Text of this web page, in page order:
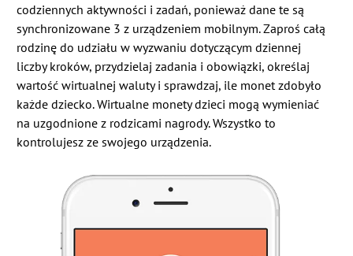
codziennych aktywności i zadań, ponieważ dane te są
synchronizowane 3 z urządzeniem mobilnym. Zaproś całą
rodzinę do udziału w wyzwaniu dotyczącym dziennej
liczby kroków, przydzielaj zadania i obowiązki, określaj
wartość wirtualnej waluty i sprawdzaj, ile monet zdobyło
każde dziecko. Wirtualne monety dzieci mogą wymieniać
na uzgodnione z rodzicami nagrody. Wszystko to
kontrolujesz ze swojego urządzenia.